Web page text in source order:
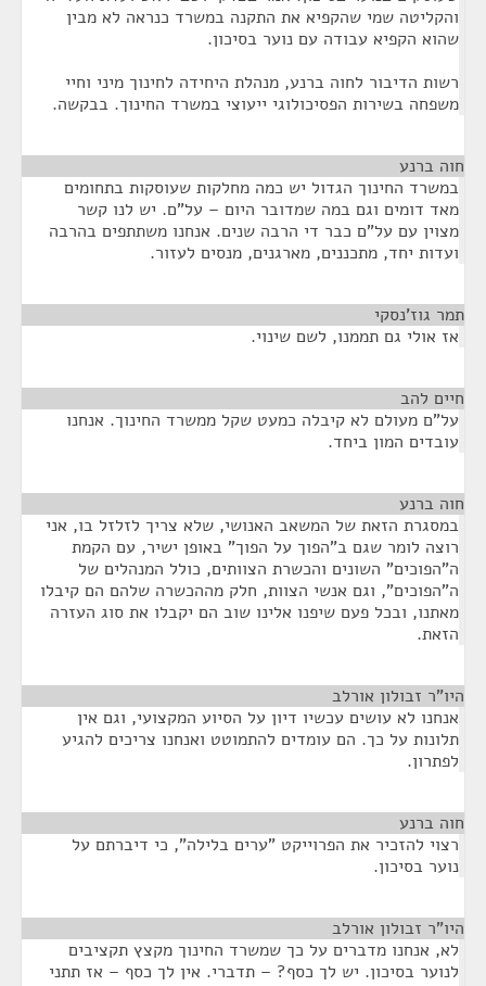
והקליטה שמי שהקפיא את התקנה במשרד כנראה לא מבין
שהוא הקפיא עבודה עם נוער בסיכון.
רשות הדיבור לחוה ברנע, מנהלת היחידה לחינוך מיני וחיי
משפחה בשירות הפסיכולוגי ייעוצי במשרד החינוך. בבקשה.
חוה ברנע
במשרד החינוך הגדול יש כמה מחלקות שעוסקות בתחומים
מאד דומים וגם במה שמדובר היום – על"ם. יש לנו קשר
מצוין עם על"ם כבר די הרבה שנים. אנחנו משתתפים בהרבה
ועדות יחד, מתכננים, מארגנים, מנסים לעזור.
תמר גוז'נסקי
אז אולי גם תממנו, לשם שינוי.
חיים להב
על"ם מעולם לא קיבלה כמעט שקל ממשרד החינוך. אנחנו
עובדים המון ביחד.
חוה ברנע
במסגרת הזאת של המשאב האנושי, שלא צריך לזלזל בו, אני
רוצה לומר שגם ב"הפוך על הפוך" באופן ישיר, עם הקמת
ה"הפוכים" השונים והכשרת הצוותים, כולל המנהלים של
ה"הפוכים", וגם אנשי הצוות, חלק מההכשרה שלהם הם קיבלו
מאתנו, ובכל פעם שיפנו אלינו שוב הם יקבלו את סוג העזרה
הזאת.
היו"ר זבולון אורלב
אנחנו לא עושים עכשיו דיון על הסיוע המקצועי, וגם אין
תלונות על כך. הם עומדים להתמוטט ואנחנו צריכים להגיע
לפתרון.
חוה ברנע
רצוי להזכיר את הפרוייקט "ערים בלילה", כי דיברתם על
נוער בסיכון.
היו"ר זבולון אורלב
לא, אנחנו מדברים על כך שמשרד החינוך מקצץ תקציבים
לנוער בסיכון. יש לך כסף? – תדברי. אין לך כסף – אז תתני